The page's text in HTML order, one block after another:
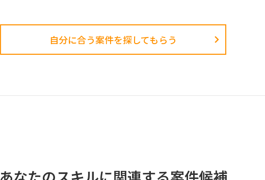
自分に合う案件を探してもらう​